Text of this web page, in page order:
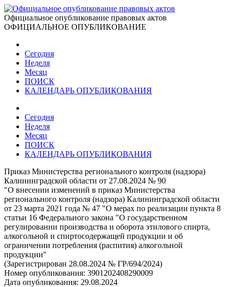
Официальное опубликование правовых актов
ОФИЦИАЛЬНОЕ ОПУБЛИКОВАНИЕ
Сегодня
Неделя
Месяц
ПОИСК
КАЛЕНДАРЬ ОПУБЛИКОВАНИЯ
Сегодня
Неделя
Месяц
ПОИСК
КАЛЕНДАРЬ ОПУБЛИКОВАНИЯ
Приказ Министерства регионального контроля (надзора)
Калининградской области от 27.08.2024 № 90
"О внесении изменений в приказ Министерства
регионального контроля (надзора) Калининградской области
от 23 марта 2021 года № 47 "О мерах по реализации пункта 8
статьи 16 Федерального закона "О государственном
регулировании производства и оборота этилового спирта,
алкогольной и спиртосодержащей продукции и об
ограничении потребления (распития) алкогольной
продукции"
(Зарегистрирован 28.08.2024 № ГР/694/2024)
Номер опубликования: 3901202408290009
Дата опубликования: 29.08.2024